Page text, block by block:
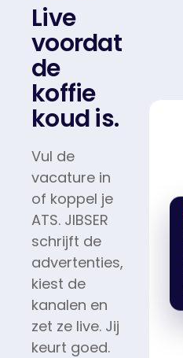
Live
voordat
de
koffie
koud is.
Vul de
vacature in
of koppel je
ATS. JIBSER
schrijft de
advertenties,
kiest de
kanalen en
zet ze live. Jij
keurt goed.